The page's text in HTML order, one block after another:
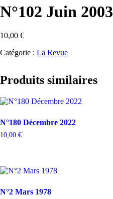
N°102 Juin 2003
10,00 €
Catégorie : La Revue
Produits similaires
N°180 Décembre 2022
10,00 €
N°2 Mars 1978